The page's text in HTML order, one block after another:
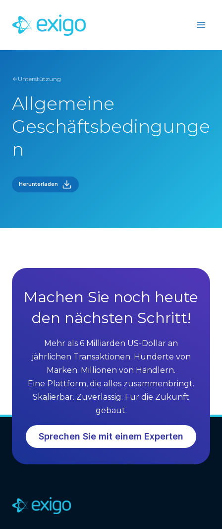
Inhalt
springen
Unterstützung
Allgemeine
Geschäftsbedingunge
n
Herunterladen
Machen Sie noch heute
den nächsten Schritt!
Mehr als 6 Milliarden US-Dollar an
jährlichen Transaktionen. Hunderte von
Marken. Millionen von Händlern.
Eine Plattform, die alles zusammenbringt.
Skalierbar. Zuverlässig. Für die Zukunft
gebaut.
Sprechen Sie mit einem Experten